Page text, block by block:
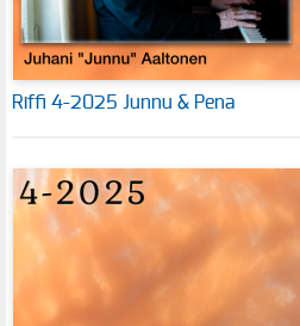
Riffi 4-2025 Junnu & Pena